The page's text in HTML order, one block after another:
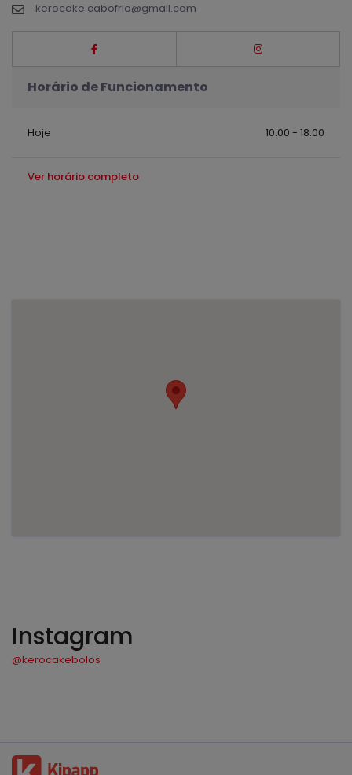
kerocake.cabofrio@gmail.com
Horário de Funcionamento
Hoje 10:00 - 18:00
Ver horário completo
Instagram
@kerocakebolos